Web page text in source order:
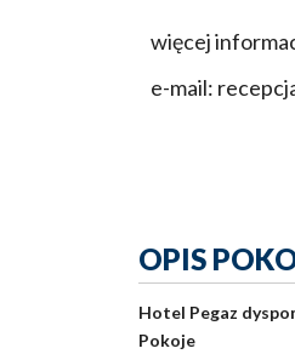
więcej
e-mail:
OPIS
Hotel Pegaz
Pokoje